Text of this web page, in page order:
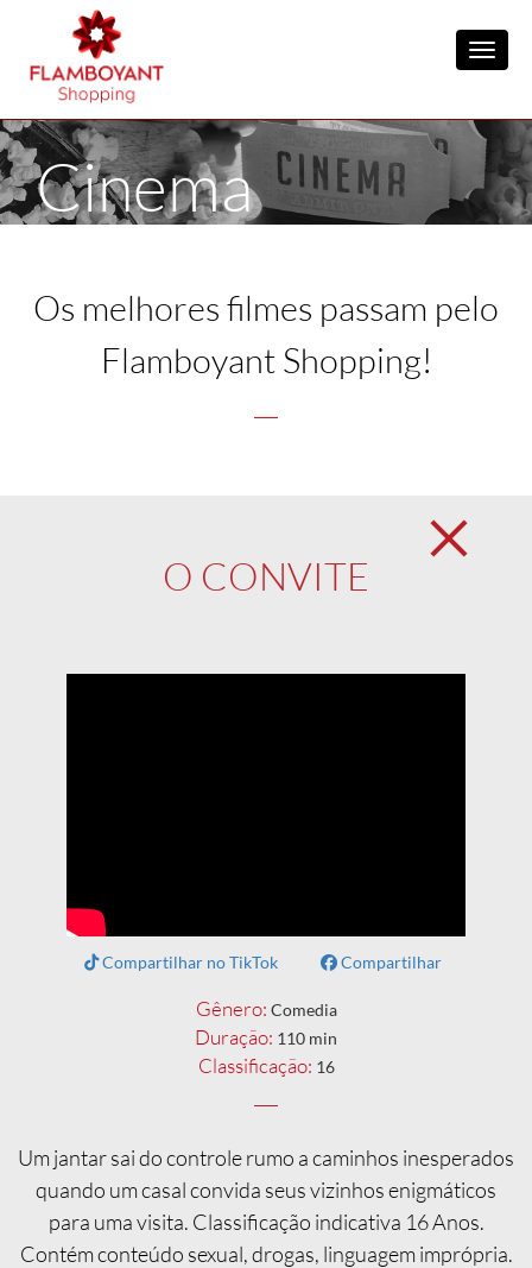
Cinema
Os melhores filmes passam pelo
Flamboyant Shopping!
O CONVITE
Compartilhar no TikTok Compartilhar
Gênero: Comedia
Duração: 110 min
Classificação: 16
Um jantar sai do controle rumo a caminhos inesperados
quando um casal convida seus vizinhos enigmáticos
para uma visita. Classificação indicativa 16 Anos.
Contém conteúdo sexual, drogas, linguagem imprópria.